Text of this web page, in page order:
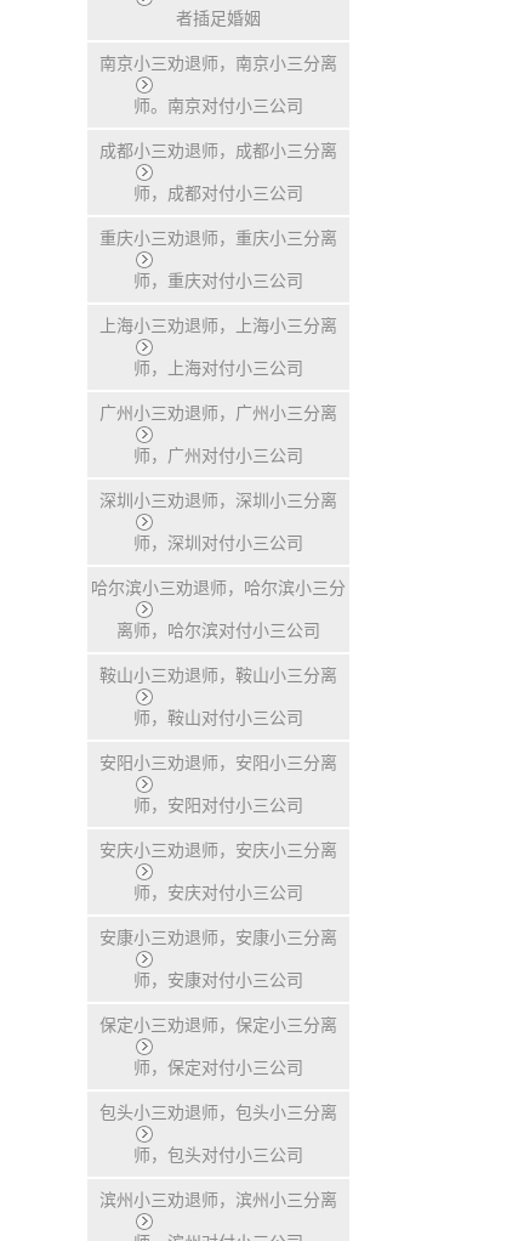
者插足婚姻
南京小三劝退师，南京小三分离
师。南京对付小三公司
成都小三劝退师，成都小三分离
师，成都对付小三公司
重庆小三劝退师，重庆小三分离
师，重庆对付小三公司
上海小三劝退师，上海小三分离
师，上海对付小三公司
广州小三劝退师，广州小三分离
师，广州对付小三公司
深圳小三劝退师，深圳小三分离
师，深圳对付小三公司
哈尔滨小三劝退师，哈尔滨小三分
离师，哈尔滨对付小三公司
鞍山小三劝退师，鞍山小三分离
师，鞍山对付小三公司
安阳小三劝退师，安阳小三分离
师，安阳对付小三公司
安庆小三劝退师，安庆小三分离
师，安庆对付小三公司
安康小三劝退师，安康小三分离
师，安康对付小三公司
保定小三劝退师，保定小三分离
师，保定对付小三公司
包头小三劝退师，包头小三分离
师，包头对付小三公司
滨州小三劝退师，滨州小三分离